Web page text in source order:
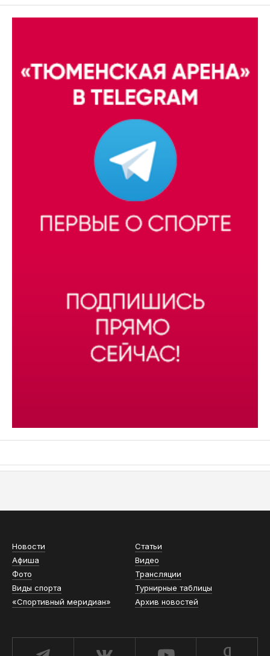
Новости
Статьи
Афиша
Видео
Фото
Трансляции
Виды спорта
Турнирные таблицы
«Спортивный меридиан»
Архив новостей